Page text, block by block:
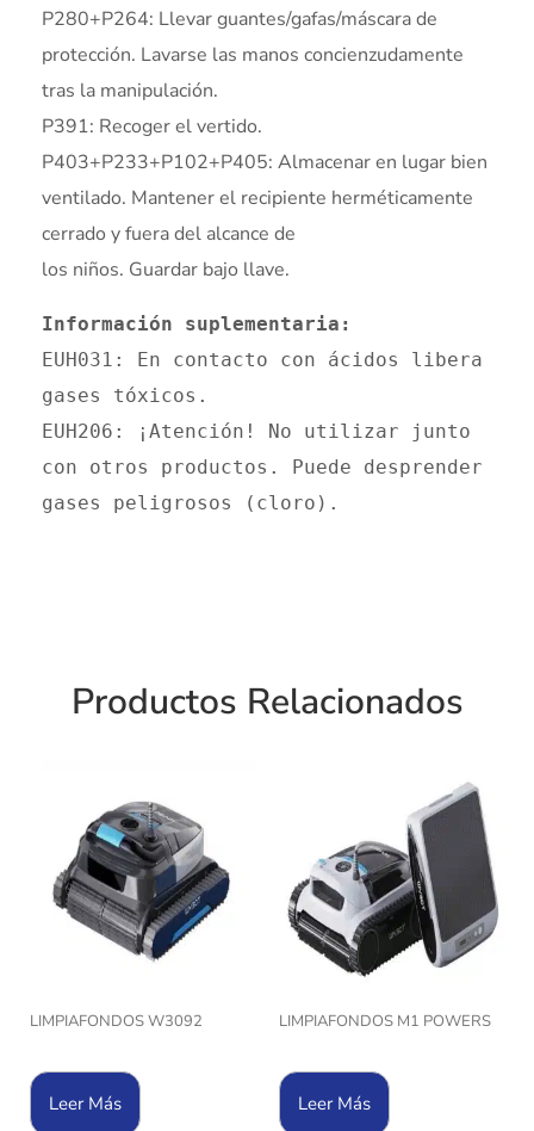
P280+P264: Llevar guantes/gafas/máscara de
protección. Lavarse las manos concienzudamente
tras la manipulación.
P391: Recoger el vertido.
P403+P233+P102+P405: Almacenar en lugar bien
ventilado. Mantener el recipiente herméticamente
cerrado y fuera del alcance de
los niños. Guardar bajo llave.
Información suplementaria:
EUH031: En contacto con ácidos libera
gases tóxicos.
EUH206: ¡Atención! No utilizar junto
con otros productos. Puede desprender
gases peligrosos (cloro).
Productos Relacionados
LIMPIAFONDOS W3092
Leer Más
LIMPIAFONDOS M1 POWERS
Leer Más